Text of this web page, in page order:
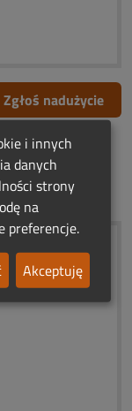
Zgłoś nadużycie
i innych
danych
strony
na
preferencje.
Akceptuję